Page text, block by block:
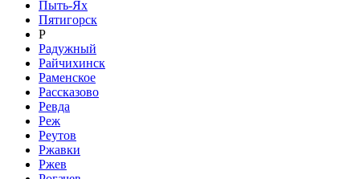
Пыть-Ях
Пятигорск
Р
Радужный
Райчихинск
Раменское
Рассказово
Ревда
Реж
Реутов
Ржавки
Ржев